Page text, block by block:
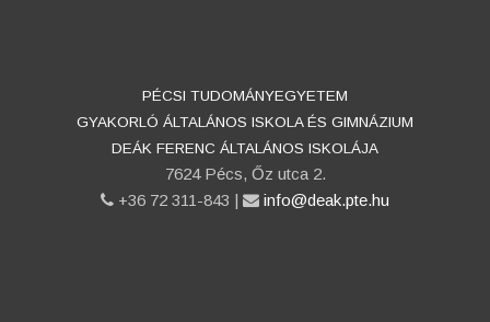
PÉCSI TUDOMÁNYEGYETEM
GYAKORLÓ ÁLTALÁNOS ISKOLA ÉS GIMNÁZIUM
DEÁK FERENC ÁLTALÁNOS ISKOLÁJA
7624 Pécs, Őz utca 2.
phone
+36 72 311-843 | email
info@deak.pte.hu